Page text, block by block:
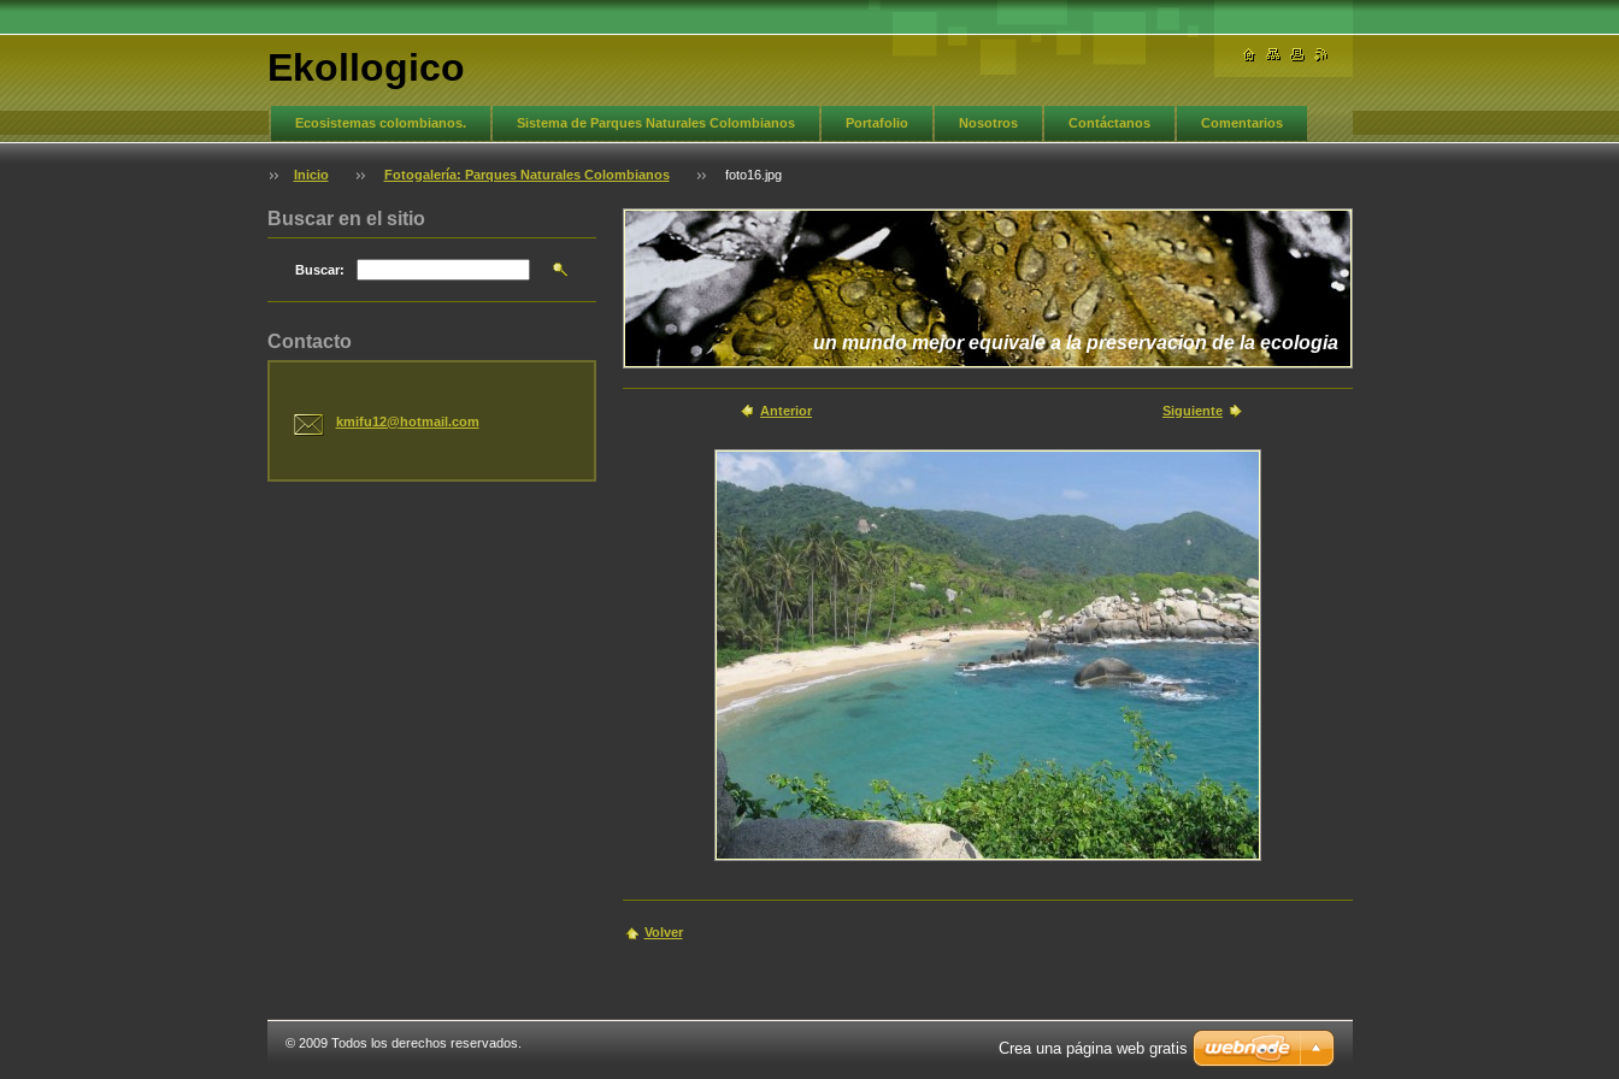
Ekollogico
Ecosistemas colombianos. Sistema de Parques Naturales Colombianos Portafolio Nosotros Contáctanos Comentarios
Inicio Fotogalería: Parques Naturales Colombianos foto16.jpg
un mundo mejor equivale a la preservacion de la ecologia
Anterior Siguiente
Volver
Buscar en el sitio
Buscar:
Contacto
kmifu12@hotmail.com
© 2009 Todos los derechos reservados. Crea una página web gratis